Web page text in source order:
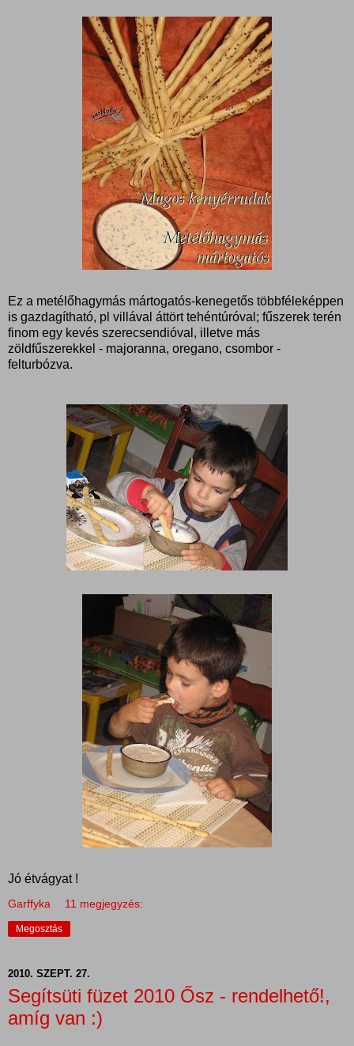
Ez a metélőhagymás mártogatós-kenegetős többféleképpen
is gazdagítható, pl villával áttört tehéntúróval; fűszerek terén
finom egy kevés szerecsendióval, illetve más
zöldfűszerekkel - majoranna, oregano, csombor -
felturbózva.
Jó étvágyat !
Garffyka 11 megjegyzés:
Megosztás
2010. SZEPT. 27.
Segítsüti füzet 2010 Ősz - rendelhető!,
amíg van :)